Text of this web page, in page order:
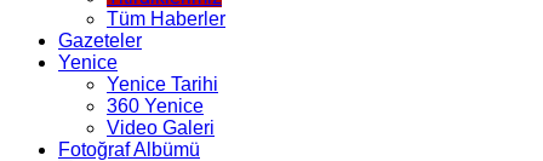
Tüm Haberler
Gazeteler
Yenice
Yenice Tarihi
360 Yenice
Video Galeri
Fotoğraf Albümü